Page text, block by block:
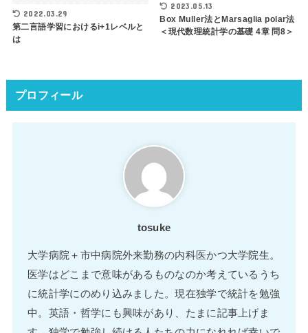
2022.03.29
第二言語学習におけるi+1レベルと
は
2023.05.13
Box Muller法とMarsaglia polar法
＜現代数理統計学の基礎 4章 問8＞
プロフィール
tosuke
大学病院＋市中病院外来勤務の内科医かつ大学院生。
医学はどこまで意味があるものなのか考えているうち
に統計学にのめり込みました。現在独学で統計を勉強
中。英語・哲学にも興味があり、たまに記事上げま